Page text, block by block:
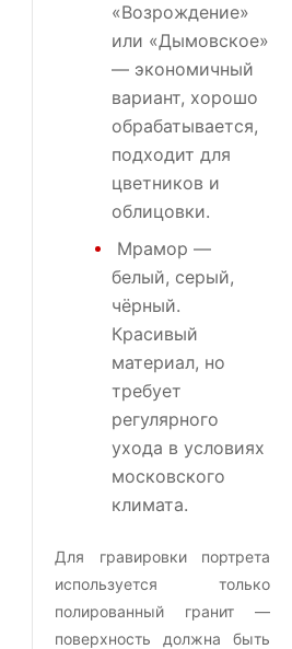
«Возрождение»
или «Дымовское»
— экономичный
вариант, хорошо
обрабатывается,
подходит для
цветников и
облицовки.
Мрамор —
белый, серый,
чёрный.
Красивый
материал, но
требует
регулярного
ухода в условиях
московского
климата.
Для гравировки портрета
используется только
полированный гранит —
поверхность должна быть